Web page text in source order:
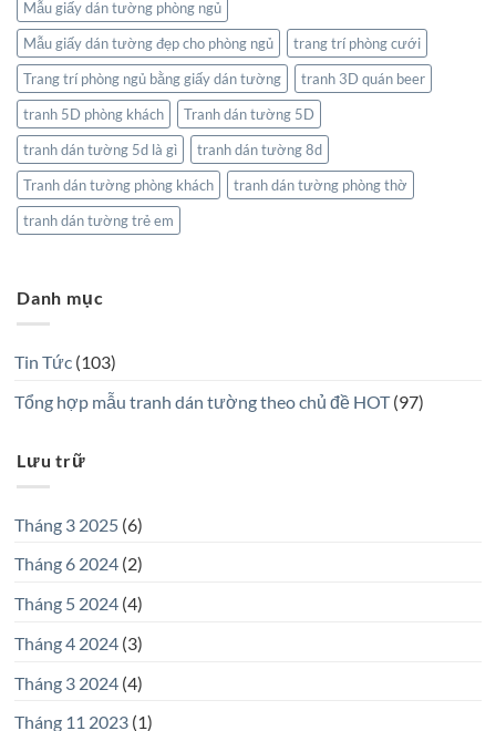
Mẫu giấy dán tường phòng ngủ
Mẫu giấy dán tường đẹp cho phòng ngủ
trang trí phòng cưới
Trang trí phòng ngủ bằng giấy dán tường
tranh 3D quán beer
tranh 5D phòng khách
Tranh dán tường 5D
tranh dán tường 5d là gì
tranh dán tường 8d
Tranh dán tường phòng khách
tranh dán tường phòng thờ
tranh dán tường trẻ em
Danh mục
Tin Tức(103)
Tổng hợp mẫu tranh dán tường theo chủ đề HOT(97)
Lưu trữ
Tháng 3 2025(6)
Tháng 6 2024(2)
Tháng 5 2024(4)
Tháng 4 2024(3)
Tháng 3 2024(4)
Tháng 11 2023(1)